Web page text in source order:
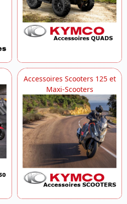
Accessoires Scooters 125 et
Maxi-Scooters